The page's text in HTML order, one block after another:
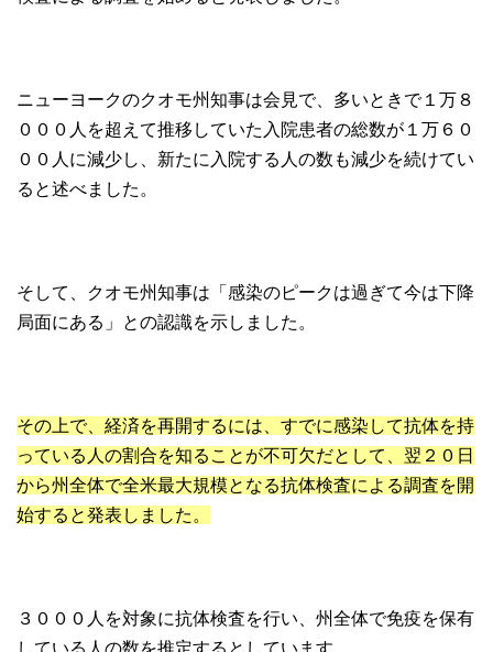
ニューヨークのクオモ州知事は会見で、多いときで１万８
０００人を超えて推移していた入院患者の総数が１万６０
００人に減少し、新たに入院する人の数も減少を続けてい
ると述べました。
そして、クオモ州知事は「感染のピークは過ぎて今は下降
局面にある」との認識を示しました。
その上で、経済を再開するには、すでに感染して抗体を持
っている人の割合を知ることが不可欠だとして、翌２０日
から州全体で全米最大規模となる抗体検査による調査を開
始すると発表しました。
３０００人を対象に抗体検査を行い、州全体で免疫を保有
している人の数を推定するとしています。